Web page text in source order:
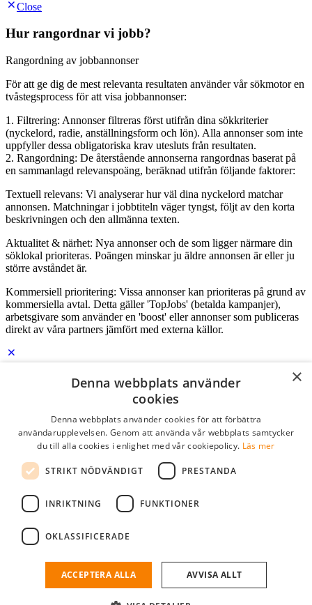
Close
Hur rangordnar vi jobb?
Rangordning av jobbannonser
För att ge dig de mest relevanta resultaten använder vår sökmotor en
tvåstegsprocess för att visa jobbannonser:
1. Filtrering: Annonser filtreras först utifrån dina sökkriterier
(nyckelord, radie, anställningsform och lön). Alla annonser som inte
uppfyller dessa obligatoriska krav utesluts från resultaten.
2. Rangordning: De återstående annonserna rangordnas baserat på
en sammanlagd relevanspoäng, beräknad utifrån följande faktorer:
Textuell relevans: Vi analyserar hur väl dina nyckelord matchar
annonsen. Matchningar i jobbtiteln väger tyngst, följt av den korta
beskrivningen och den allmänna texten.
Aktualitet & närhet: Nya annonser och de som ligger närmare din
söklokal prioriteras. Poängen minskar ju äldre annonsen är eller ju
större avståndet är.
Kommersiell prioritering: Vissa annonser kan prioriteras på grund av
kommersiella avtal. Detta gäller 'TopJobs' (betalda kampanjer),
arbetsgivare som använder en 'boost' eller annonser som publiceras
direkt av våra partners jämfört med externa källor.
Logga in som företag
Lösenord
kom ihåg mig
logga in
Kostnadsfri företagsprofil
och söka efter passande kandidater till ditt företag.
×
Denna webbplats använder
cookies
Denna webbplats använder cookies för att förbättra
användarupplevelsen. Genom att använda vår webbplats samtycker
du till alla cookies i enlighet med vår cookiepolicy. Läs mer
STRIKT NÖDVÄNDIGT PRESTANDA
INRIKTNING FUNKTIONER
OKLASSIFICERADE
ACCEPTERA ALLA AVVISA ALLT